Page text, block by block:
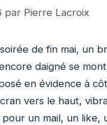
par Pierre Lacroix
de fin mai, un
encore daigné se
en évidence à
vers le haut,
pour un mail, un like,